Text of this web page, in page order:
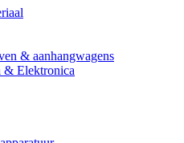
& aanhangwagens
& Elektronica